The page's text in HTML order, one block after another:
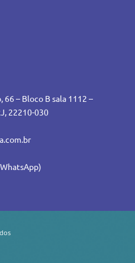
66 – Bloco B sala 1112 –
22210-030